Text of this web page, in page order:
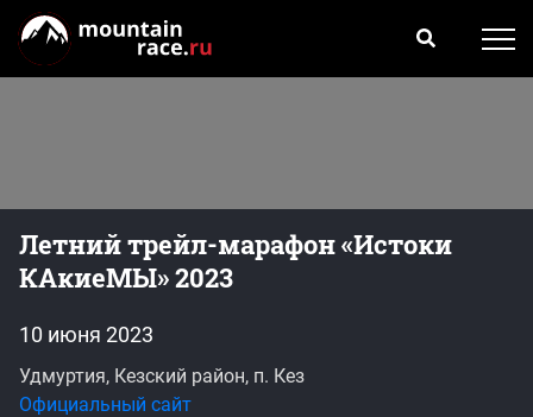
Летний трейл-марафон «Истоки
КАкиеМЫ» 2023
10 июня 2023
Удмуртия, Кезский район, п. Кез
Официальный сайт